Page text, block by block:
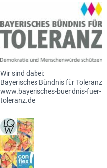
Wir sind dabei:
Bayerisches Bündnis für Toleranz
www.bayerisches-buendnis-fuer-
toleranz.de